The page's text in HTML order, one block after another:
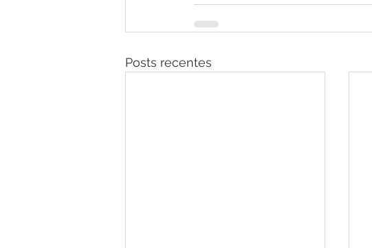
Posts recentes